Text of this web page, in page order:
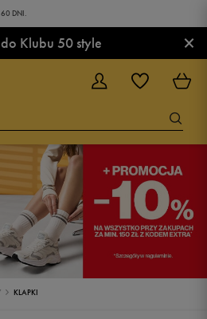
60 DNI.
Klubu 50 style ×
KLAPKI